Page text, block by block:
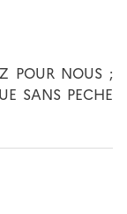
POUR NOUS ;
SANS PECHE